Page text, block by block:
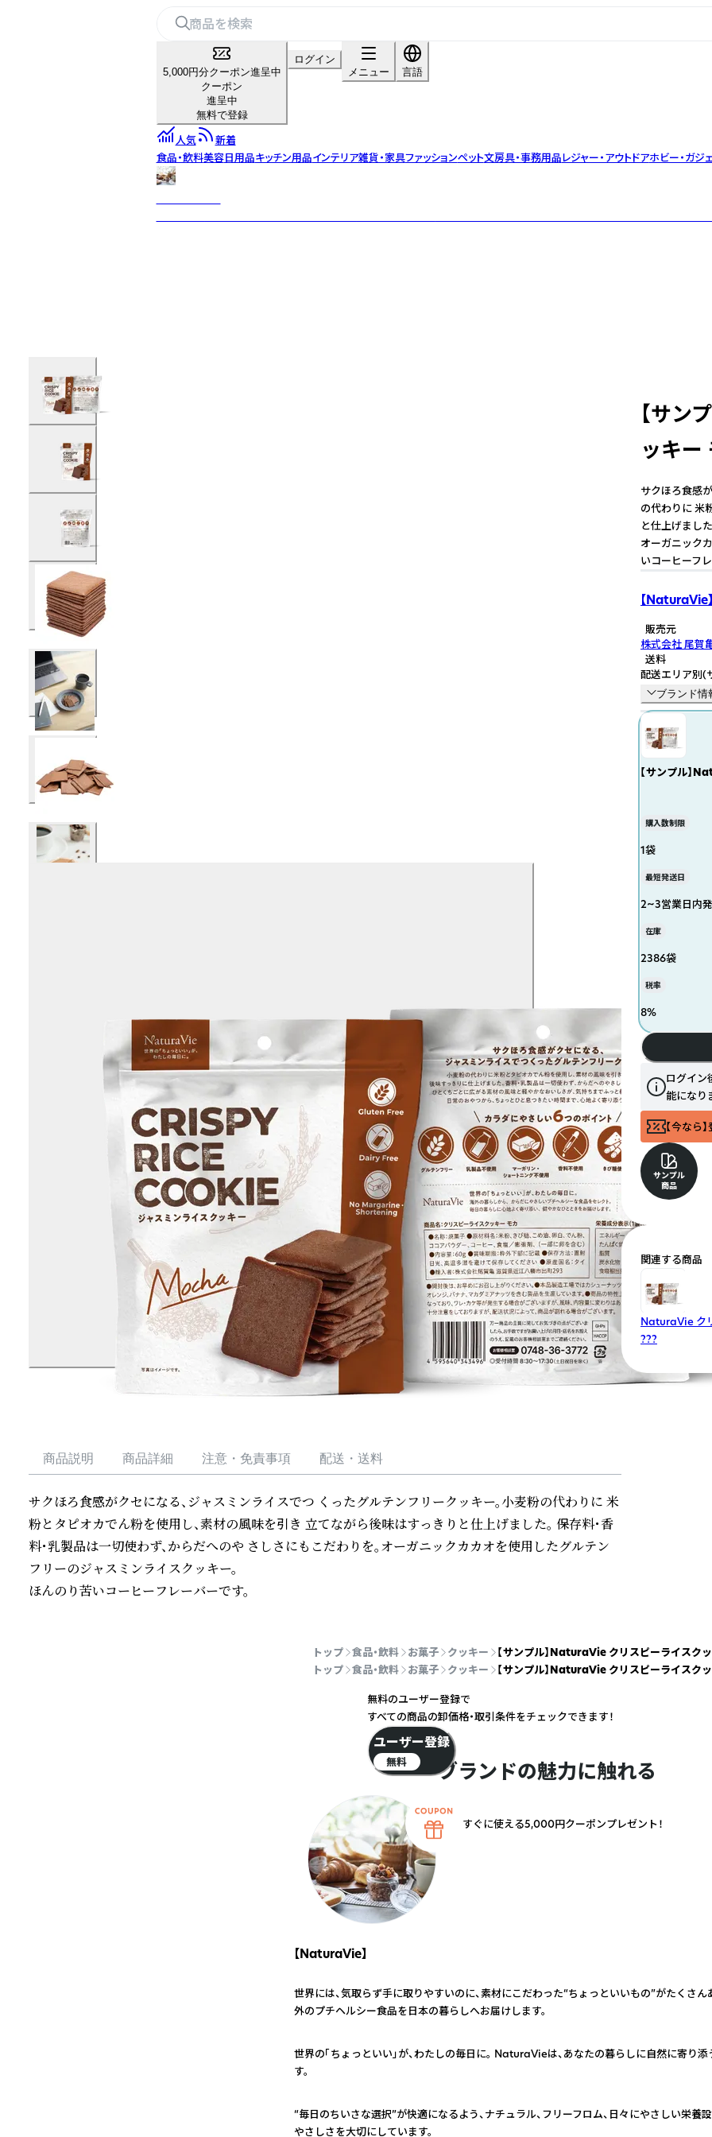
5,000円分クーポン進呈中
クーポン
進呈中
無料で登録
ログイン
メニュー
言語
人気
新着
食品・飲料美容日用品キッチン用品インテリア雑貨・家具ファッションペット文房具・事務用品レジャー・アウトドアホビー・ガジ
商品説明 商品詳細 注意・免責事項 配送・送料
サクほろ食感がクセになる、ジャスミンライスでつ くったグルテンフリークッキー。小麦粉の代わりに 米
粉とタピオカでん粉を使用し、素材の風味を引き 立てながら後味はすっきりと仕上げました。 保存料・香
料・乳製品は一切使わず、からだへのや さしさにもこだわりを。オーガニックカカオを使用したグルテン
フリーのジャスミンライスクッキー。
ほんのり苦いコーヒーフレーバーです。
【サ
ッキー
サクほろ食感
の代わりに 米
と仕上げまし
オーガニック
いコーヒーフレ
【NaturaVie】
販売元
株式会社 尾賀
送料
配送エリア別(
ブランド情
【サンプル】
購入数制限
1袋
最短発送日
2~3営業日内
在庫
2386袋
税率
8%
ログイン
能になり
【今なら
サンプル
商品
関連する商品
NaturaVie ク
???
トップ 食品・飲料 お菓子 クッキー
【サンプル】NaturaVie クリスピーライスク
トップ
食品・飲料 お菓子 クッキー 【サンプル】NaturaVie クリスピーライスク
ブランドの魅力に触れる
【NaturaVie】
世界には、気取らず手に取りやすいのに、素材にこだわった“ちょっといいもの”がたくさん
外のプチヘルシー食品を日本の暮らしへお届けします。
世界の「ちょっといい」が、わたしの毎日に。 NaturaVieは、あなたの暮らしに自然に寄り
す。
“毎日のちいさな選択”が快適になるよう、ナチュラル、フリーフロム、日々にやさしい栄養
やさしさを大切にしています。
無料のユーザー登録で
すべての商品の卸価格・取引条件をチェックできます！
ユーザー登録
無料
すぐに使える5,000円クーポンプレゼント！